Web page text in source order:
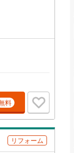
料
リフォーム
)
)